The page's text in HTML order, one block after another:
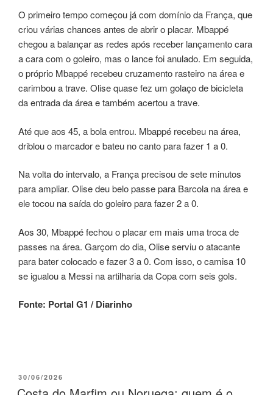
O primeiro tempo começou já com domínio da França, que
criou várias chances antes de abrir o placar. Mbappé
chegou a balançar as redes após receber lançamento cara
a cara com o goleiro, mas o lance foi anulado. Em seguida,
o próprio Mbappé recebeu cruzamento rasteiro na área e
carimbou a trave. Olise quase fez um golaço de bicicleta
da entrada da área e também acertou a trave.
Até que aos 45, a bola entrou. Mbappé recebeu na área,
driblou o marcador e bateu no canto para fazer 1 a 0.
Na volta do intervalo, a França precisou de sete minutos
para ampliar. Olise deu belo passe para Barcola na área e
ele tocou na saída do goleiro para fazer 2 a 0.
Aos 30, Mbappé fechou o placar em mais uma troca de
passes na área. Garçom do dia, Olise serviu o atacante
para bater colocado e fazer 3 a 0. Com isso, o camisa 10
se igualou a Messi na artilharia da Copa com seis gols.
Fonte: Portal G1 / Diarinho
30/06/2026